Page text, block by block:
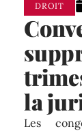
DROIT
la
Les